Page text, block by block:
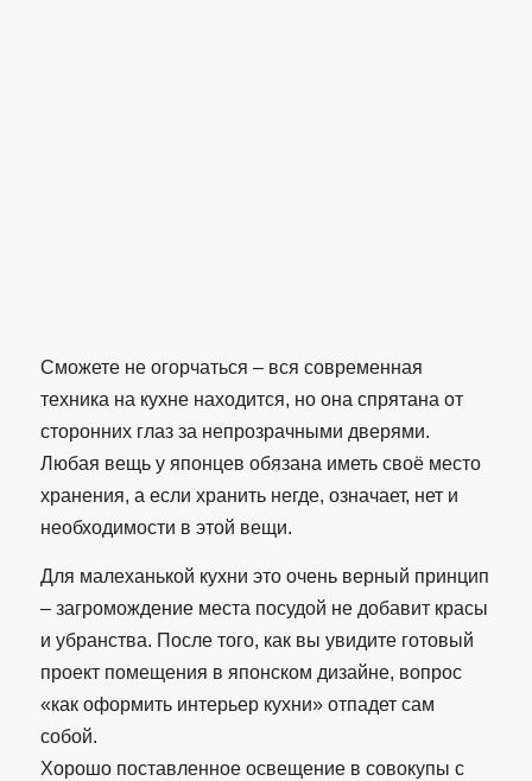
Сможете не огорчаться – вся современная
техника на кухне находится, но она спрятана от
сторонних глаз за непрозрачными дверями.
Любая вещь у японцев обязана иметь своё место
хранения, а если хранить негде, означает, нет и
необходимости в этой вещи.
Для малеханькой кухни это очень верный принцип
– загромождение места посудой не добавит красы
и убранства. После того, как вы увидите готовый
проект помещения в японском дизайне, вопрос
«как оформить интерьер кухни» отпадет сам
собой.
Хорошо поставленное освещение в совокупы с